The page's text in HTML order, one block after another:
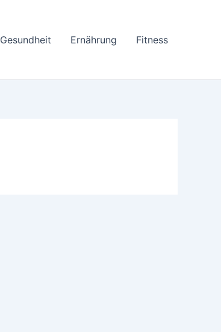
Gesundheit Ernährung Fitness